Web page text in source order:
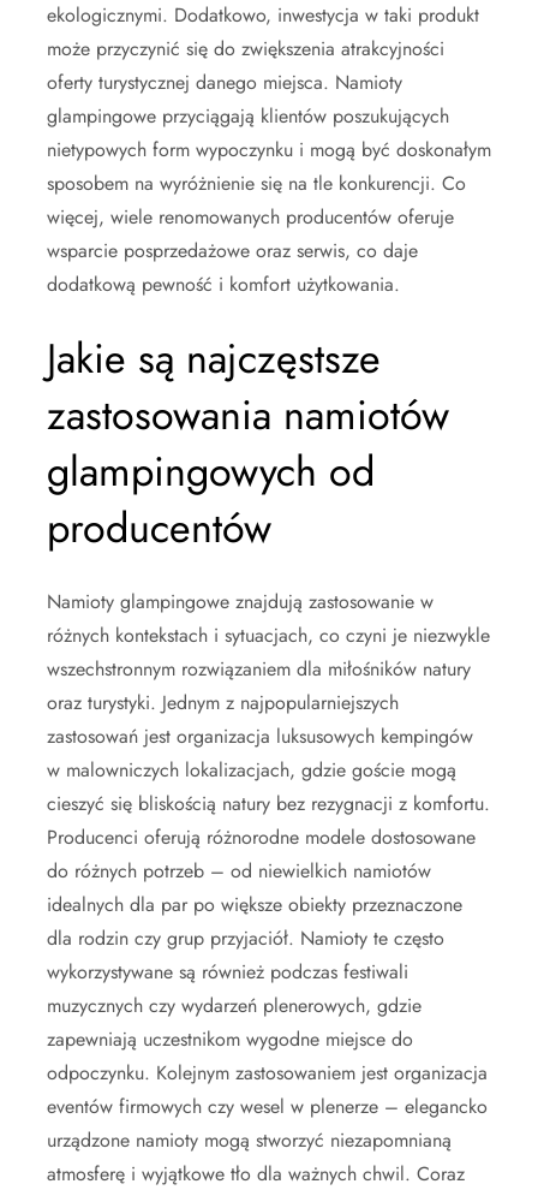
ekologicznymi. Dodatkowo, inwestycja w taki produkt
może przyczynić się do zwiększenia atrakcyjności
oferty turystycznej danego miejsca. Namioty
glampingowe przyciągają klientów poszukujących
nietypowych form wypoczynku i mogą być doskonałym
sposobem na wyróżnienie się na tle konkurencji. Co
więcej, wiele renomowanych producentów oferuje
wsparcie posprzedażowe oraz serwis, co daje
dodatkową pewność i komfort użytkowania.
Jakie są najczęstsze
zastosowania namiotów
glampingowych od
producentów
Namioty glampingowe znajdują zastosowanie w
różnych kontekstach i sytuacjach, co czyni je niezwykle
wszechstronnym rozwiązaniem dla miłośników natury
oraz turystyki. Jednym z najpopularniejszych
zastosowań jest organizacja luksusowych kempingów
w malowniczych lokalizacjach, gdzie goście mogą
cieszyć się bliskością natury bez rezygnacji z komfortu.
Producenci oferują różnorodne modele dostosowane
do różnych potrzeb – od niewielkich namiotów
idealnych dla par po większe obiekty przeznaczone
dla rodzin czy grup przyjaciół. Namioty te często
wykorzystywane są również podczas festiwali
muzycznych czy wydarzeń plenerowych, gdzie
zapewniają uczestnikom wygodne miejsce do
odpoczynku. Kolejnym zastosowaniem jest organizacja
eventów firmowych czy wesel w plenerze – elegancko
urządzone namioty mogą stworzyć niezapomnianą
atmosferę i wyjątkowe tło dla ważnych chwil. Coraz